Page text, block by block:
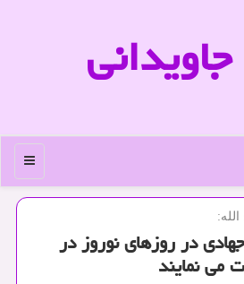
جاویدانی
منو
۸۰ گروه جهادی در روزهای نوروز در
می نمایند